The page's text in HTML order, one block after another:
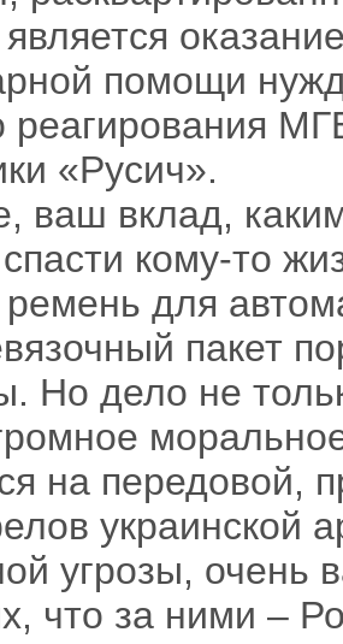
является
помощи
реагирования
«Русич».
ваш вклад,
кому-то
для
пакет
Но дело не
на передовой,
украинской
угрозы, очень
что за ними –